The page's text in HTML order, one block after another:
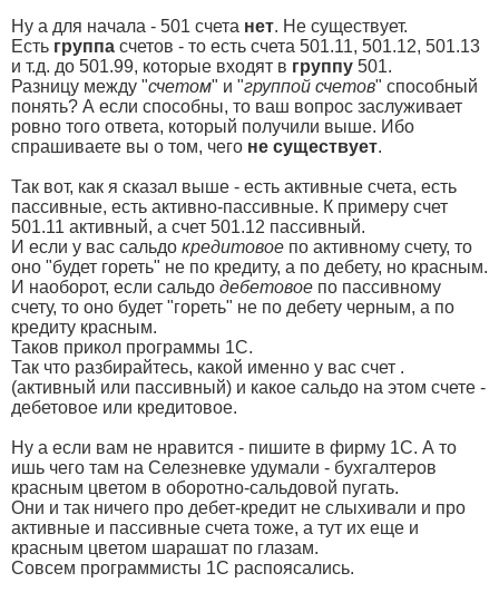
Ну а для начала - 501 счета нет. Не существует.
Есть группа счетов - то есть счета 501.11, 501.12, 501.13
и т.д. до 501.99, которые входят в группу 501.
Разницу между "счетом" и "группой счетов" способный
понять? А если способны, то ваш вопрос заслуживает
ровно того ответа, который получили выше. Ибо
спрашиваете вы о том, чего не существует.
Так вот, как я сказал выше - есть активные счета, есть
пассивные, есть активно-пассивные. К примеру счет
501.11 активный, а счет 501.12 пассивный.
И если у вас сальдо кредитовое по активному счету, то
оно "будет гореть" не по кредиту, а по дебету, но красным.
И наоборот, если сальдо дебетовое по пассивному
счету, то оно будет "гореть" не по дебету черным, а по
кредиту красным.
Таков прикол программы 1С.
Так что разбирайтесь, какой именно у вас счет .
(активный или пассивный) и какое сальдо на этом счете -
дебетовое или кредитовое.
Ну а если вам не нравится - пишите в фирму 1С. А то
ишь чего там на Селезневке удумали - бухгалтеров
красным цветом в оборотно-сальдовой пугать.
Они и так ничего про дебет-кредит не слыхивали и про
активные и пассивные счета тоже, а тут их еще и
красным цветом шарашат по глазам.
Совсем программисты 1С распоясались.